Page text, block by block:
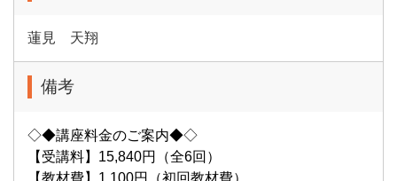
蓮見 天翔
備考
◇◆講座料金のご案内◆◇
【受講料】15,840円（全6回）
【教材費】1,100円（初回教材費）